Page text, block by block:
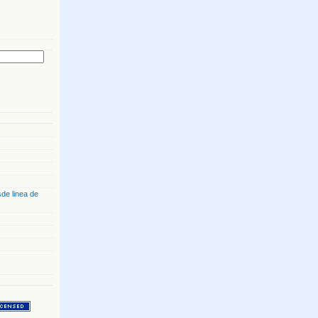
linea de